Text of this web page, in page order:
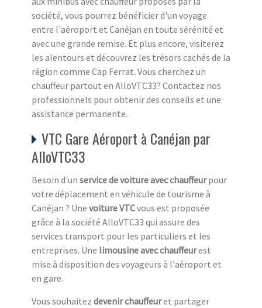
société, vous pourrez bénéficier d'un voyage
entre l'aéroport et Canéjan en toute sérénité et
avec une grande remise. Et plus encore, visiterez
les alentours et découvrez les trésors cachés de la
région comme Cap Ferrat. Vous cherchez un
chauffeur partout en AlloVTC33? Contactez nos
professionnels pour obtenir des conseils et une
assistance permanente.
VTC Gare Aéroport à Canéjan par
AlloVTC33
Besoin d'un service de voiture avec chauffeurpour
votre déplacement en véhicule de tourisme à
Canéjan ? Une voiture VTCvous est proposée
grâce à la société AlloVTC33 qui assure des
services transport pour les particuliers et les
entreprises. Une limousine avec chauffeurest
mise à disposition des voyageurs à l'aéroport et
en gare.
Vous souhaitez devenir chauffeuret partager